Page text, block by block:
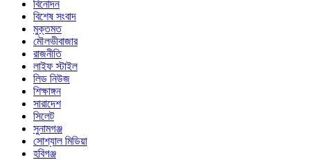
বিনোদন
বিশেষ সংবাদ
মুক্তমত
মৌলভীবাজার
রাজনীতি
লাইফ স্টাইল
লিড নিউজ
শিক্ষাঙ্গন
সারাদেশ
সিলেট
সুনামগঞ্জ
সোশ্যাল মিডিয়া
হবিগঞ্জ